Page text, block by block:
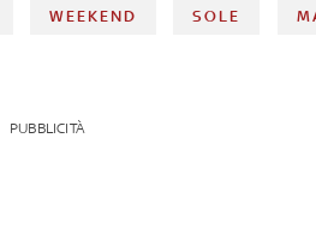
WEEKEND SOLE
PUBBLICITÀ